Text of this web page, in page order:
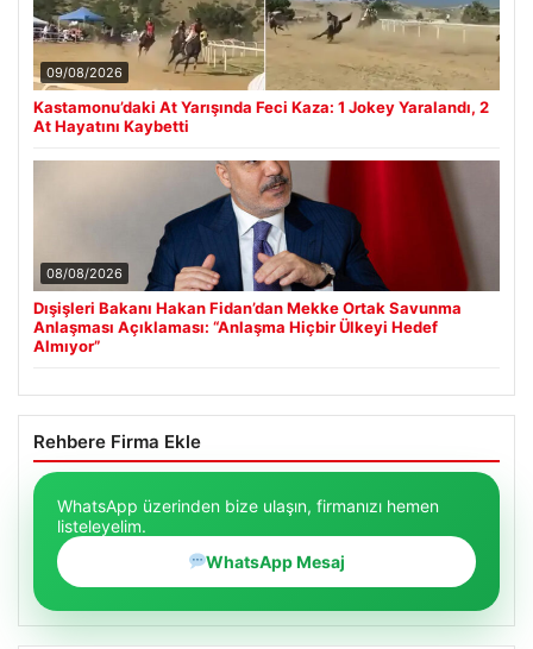
09/08/2026
Kastamonu’daki At Yarışında Feci Kaza: 1 Jokey Yaralandı, 2
At Hayatını Kaybetti
08/08/2026
Dışişleri Bakanı Hakan Fidan’dan Mekke Ortak Savunma
Anlaşması Açıklaması: “Anlaşma Hiçbir Ülkeyi Hedef
Almıyor”
Rehbere Firma Ekle
WhatsApp üzerinden bize ulaşın, firmanızı hemen
listeleyelim.
WhatsApp Mesaj